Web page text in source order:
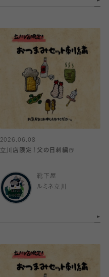
2026.06.08
立川店限定！父の日刺繍🍺
靴下屋
ルミネ立川